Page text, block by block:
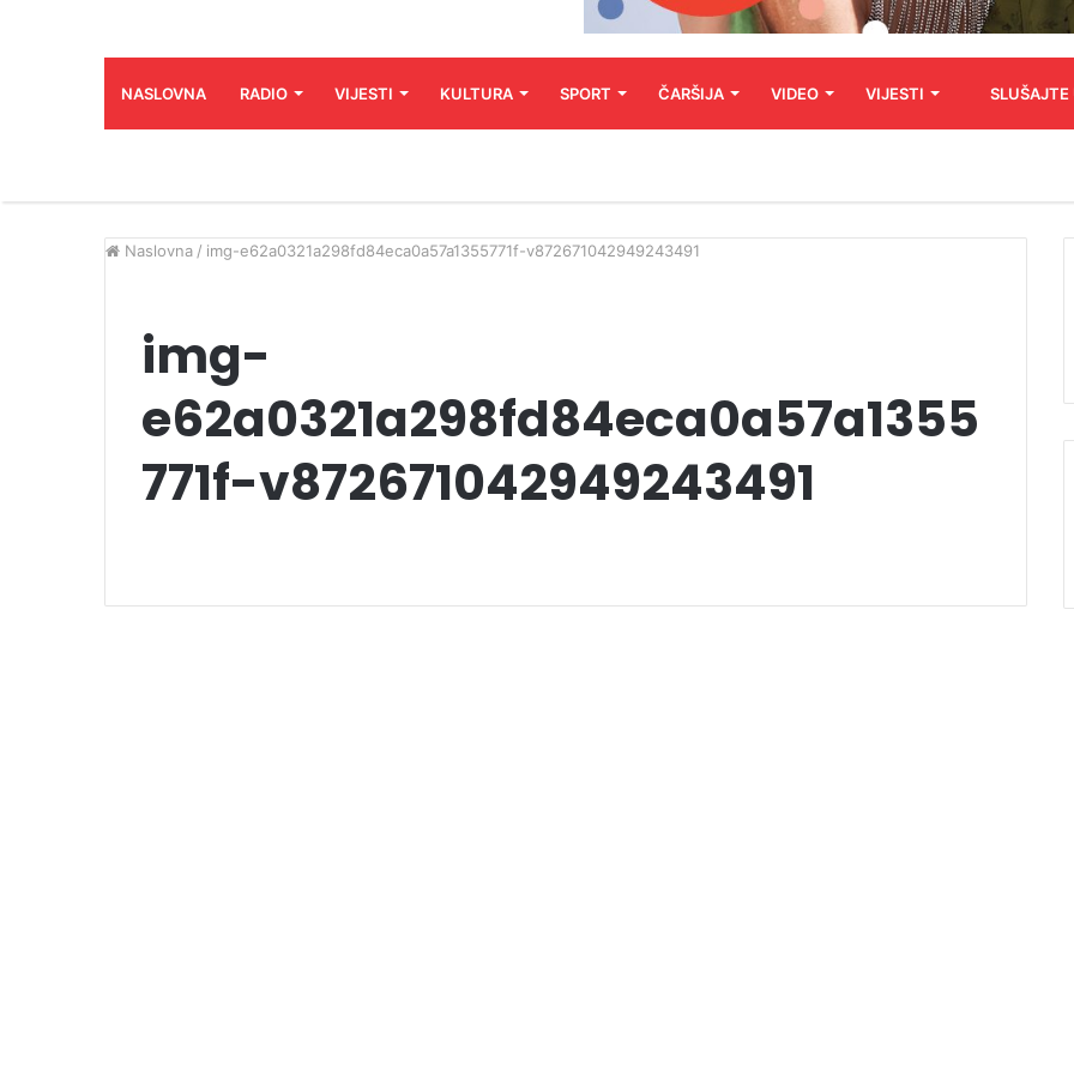
NASLOVNA RADIO VIJESTI KULTURA SPORT ČARŠIJA VIDEO VIJESTI SLUŠAJTE
Naslovna / img-e62a0321a298fd84eca0a57a1355771f-v872671042949243491
img-
e62a0321a298fd84eca0a57a1355
771f-v872671042949243491